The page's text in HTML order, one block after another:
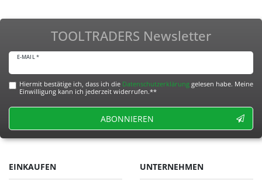
TOOLTRADERS Newsletter
E-MAIL *
Hiermit bestätige ich, dass ich die Daten­schutz­erklärunggelesen habe. Meine
Einwilligung kann ich jederzeit widerrufen.**
ABONNIEREN
EINKAUFEN UNTERNEHMEN